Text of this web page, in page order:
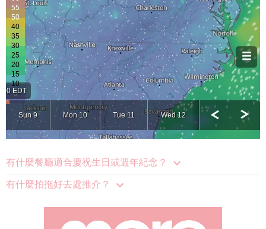
有什麼餐廳適合慶祝生日或週年紀念？
有什麼拍拖好去處推介？